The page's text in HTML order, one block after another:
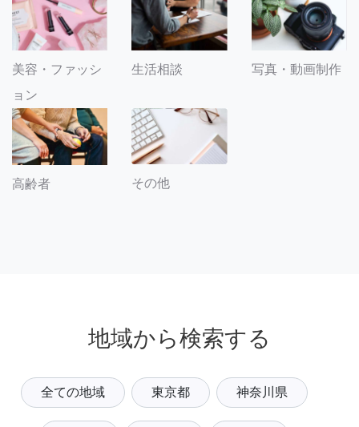
美容・ファッシ
ョン
生活相談 写真・動画制作
高齢者 その他
地域から検索する
全ての地域 東京都 神奈川県